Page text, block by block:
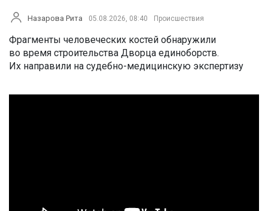
Назарова Рита 05.08.2026, 08:40 Происшествия
Фрагменты человеческих костей обнаружили
во время строительства Дворца единоборств.
Их направили на судебно-медицинскую экспертизу